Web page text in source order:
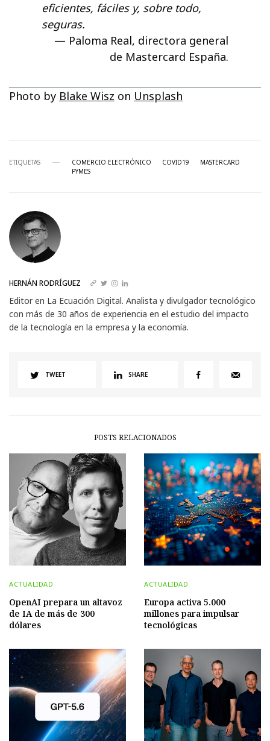
eficientes, fáciles y, sobre todo,
seguras.
Paloma Real, directora general
de Mastercard España.
Photo by Blake Wisz on Unsplash
ETIQUETAS COMERCIO ELECTRÓNICO COVID19
MASTERCARD
PYMES
HERNÁN RODRÍGUEZ
Editor en La Ecuación Digital. Analista y divulgador tecnológico
con más de 30 años de experiencia en el estudio del impacto
de la tecnología en la empresa y la economía.
TWEET SHARE
POSTS RELACIONADOS
ACTUALIDAD
OpenAI prepara un altavoz
de IA de más de 300
dólares
ACTUALIDAD
Europa activa 5.000
millones para impulsar
tecnológicas